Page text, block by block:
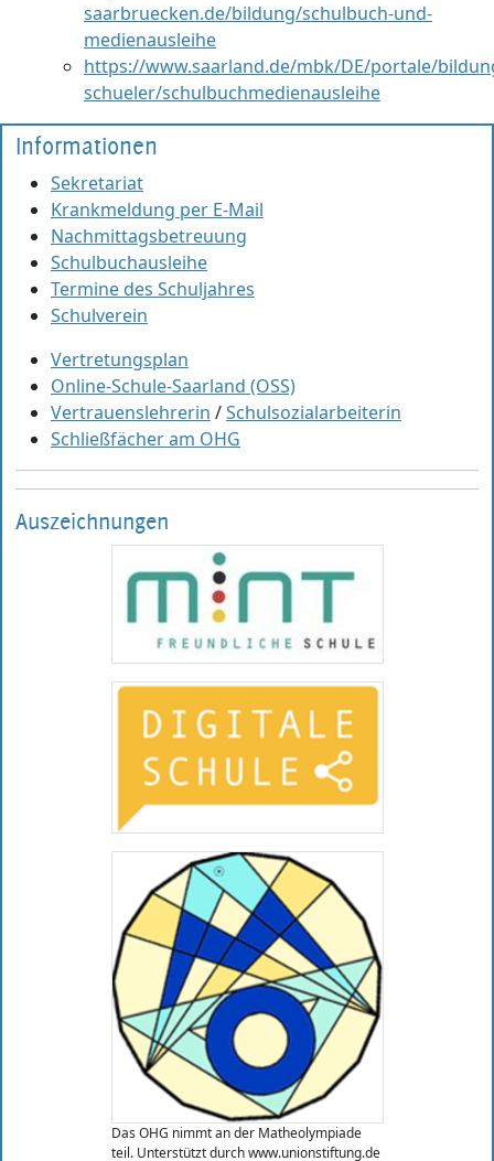
saarbruecken.de/bildung/schulbuch-und-
medienausleihe
https://www.saarland.de/mbk/DE/portale/
schueler/schulbuchmedienausleihe
Informationen
Sekretariat
Krankmeldung per E-Mail
Nachmittagsbetreuung
Schulbuchausleihe
Termine des Schuljahres
Schulverein
Vertretungsplan
Online-Schule-Saarland (OSS)
Vertrauenslehrerin /Schulsozialarbeiterin
Schließfächer am OHG
Auszeichnungen
Das OHG nimmt an der Matheolympiade
teil. Unterstützt durch www.unionstiftung.de